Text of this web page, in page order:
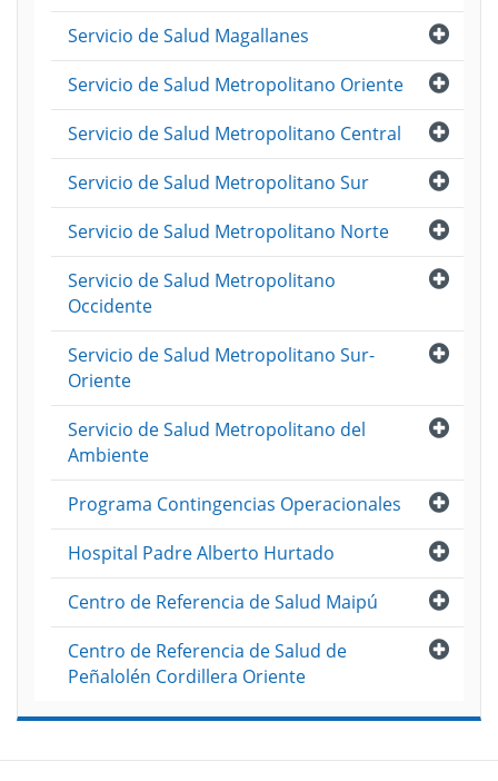
Abrir
Servicio de Salud Magallanes
Abrir
Servicio de Salud Metropolitano Oriente
Abrir
Servicio de Salud Metropolitano Central
Abrir
Servicio de Salud Metropolitano Sur
Abrir
Servicio de Salud Metropolitano Norte
Abrir
Servicio de Salud Metropolitano
Occidente
Abrir
Servicio de Salud Metropolitano Sur-
Oriente
Abrir
Servicio de Salud Metropolitano del
Ambiente
Abrir
Programa Contingencias Operacionales
Abrir
Hospital Padre Alberto Hurtado
Abrir
Centro de Referencia de Salud Maipú
Abrir
Centro de Referencia de Salud de
Peñalolén Cordillera Oriente